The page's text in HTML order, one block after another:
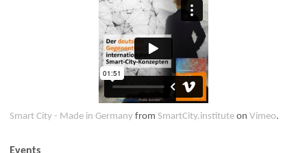
Smart City - Made in Germany from SmartCity.institute on Vimeo.
Events